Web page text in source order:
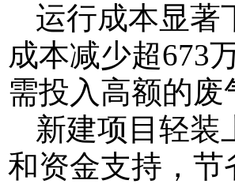
运行成本显著
成本减少超673
需投入高额的
新建项目轻装
和资金支持，节